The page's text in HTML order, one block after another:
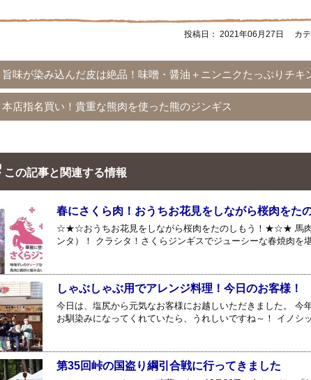
投稿日： 2021年06月27日 カテ
旨味が染み込んだ皮は絶品！味噌・醤油＋ニンニクたっぷりチキ
本店指名買い！貴重な熊肉を使った熊のジンギス
この記事と関連する情報
春にさくら肉！おうちお花見をしながら桜肉をた
☆★☆おうちお花見をしながら桜肉をたのしもう！★☆★ 馬肉
ンタ）！ クラシタ！さくらジンギスでジューシーな春焼肉を
しゃぶしゃぶ用でアレンジ料理！今日のお客様！
今日は、塩尻から元気なお客様にお越しいただきました。 今
お馴染みになってくれていたら、うれしいですね～！ イノシ
第35回峠の国盗り綱引合戦に行ってきました